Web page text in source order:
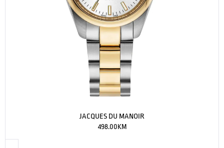
JACQUES DU MANOIR
498.00KM